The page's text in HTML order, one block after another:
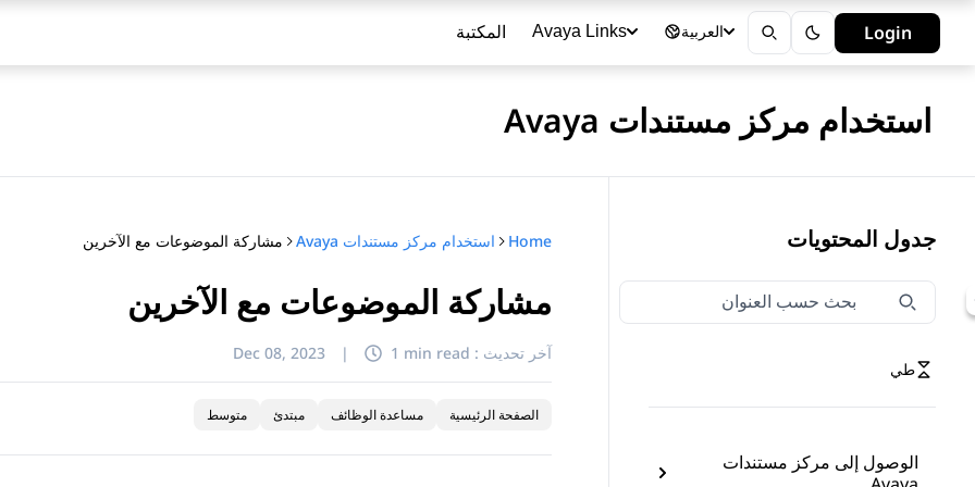
المكتبة Avaya Links العربية Login
استخدام مركز مستندات Avaya
جدول المحتويات
تصفية التنقل حسب العنوان
اكتب لتصفية عناصر التنقل حسب العنوان
طي
الوصول إلى مركز مستندات
Home استخدام مركز مستندات Avaya مشاركة الموضوعات مع الآخرين
مشاركة الموضوعات مع الآخرين
آخر تحديث : Dec 08, 2023 | 1 min read
الصفحة الرئيسية مساعدة الوظائف مبتدئ متوسط